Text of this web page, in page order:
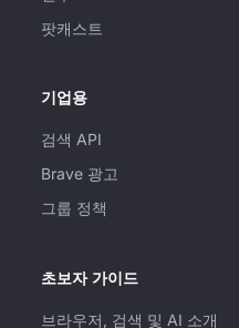
팟캐스트
기업용
검색 API
Brave 광고
그룹 정책
초보자 가이드
브라우저, 검색 및 AI 소개